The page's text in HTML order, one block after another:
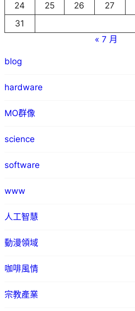
24
25 26 27
31
« 7 月
blog
hardware
MO群像
science
software
www
人工智慧
動漫領域
咖啡風情
宗教產業